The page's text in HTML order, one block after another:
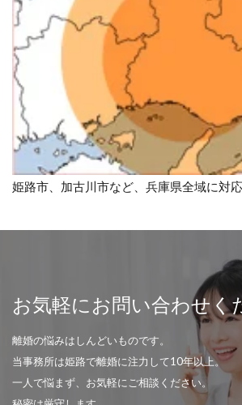
姫路市、加古川市など、兵庫県全域に対応
お気軽にお問い合わせく
離婚の悩みはしんどいものです。
当事務所は姫路で離婚に注力して10年以上。
一人で悩まず、お気軽にご相談ください。